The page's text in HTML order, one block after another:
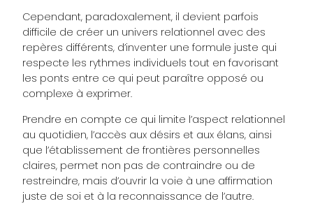
Cependant, paradoxalement, il devient parfois
difficile de créer un univers relationnel avec des
repères différents, d’inventer une formule juste qui
respecte les rythmes individuels tout en favorisant
les ponts entre ce qui peut paraître opposé ou
complexe à exprimer.
Prendre en compte ce qui limite l’aspect relationnel
au quotidien, l’accès aux désirs et aux élans, ainsi
que l’établissement de frontières personnelles
claires, permet non pas de contraindre ou de
restreindre, mais d’ouvrir la voie à une affirmation
juste de soi et à la reconnaissance de l’autre.